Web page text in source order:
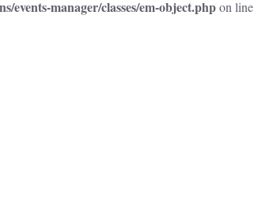
events-manager/classes/em-object.phpon line